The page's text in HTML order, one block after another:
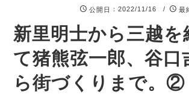
公開日 ：2022/11/16 / 最
新里明士から三越を
て猪熊弦一郎、谷口
ら街づくりまで。②